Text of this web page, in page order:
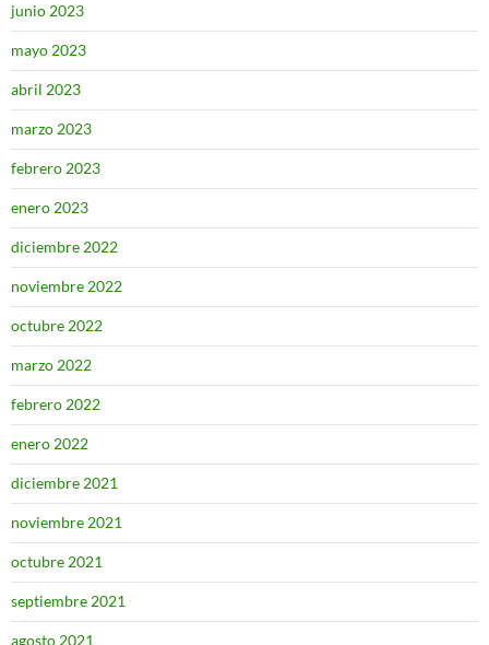
junio 2023
mayo 2023
abril 2023
marzo 2023
febrero 2023
enero 2023
diciembre 2022
noviembre 2022
octubre 2022
marzo 2022
febrero 2022
enero 2022
diciembre 2021
noviembre 2021
octubre 2021
septiembre 2021
agosto 2021